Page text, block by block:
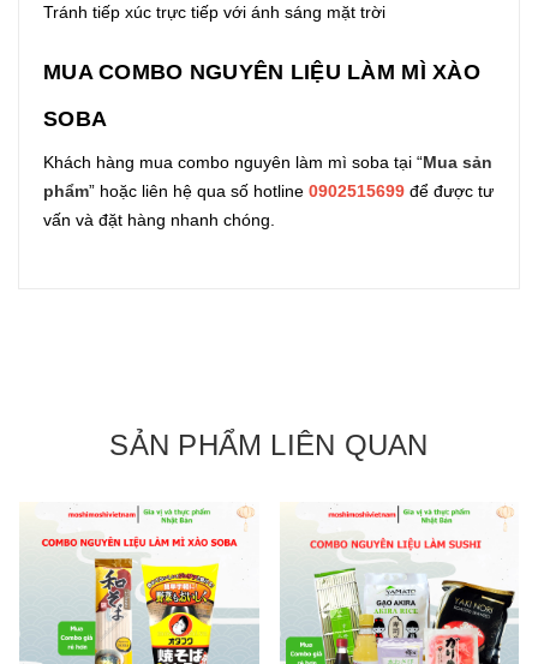
Tránh tiếp xúc trực tiếp với ánh sáng mặt trời
MUA COMBO NGUYÊN LIỆU LÀM MÌ XÀO
SOBA
Khách hàng mua combo nguyên làm mì soba tại “Mua sản
phẩm” hoặc liên hệ qua số hotline 0902515699 để được tư
vấn và đặt hàng nhanh chóng.
SẢN PHẨM LIÊN QUAN